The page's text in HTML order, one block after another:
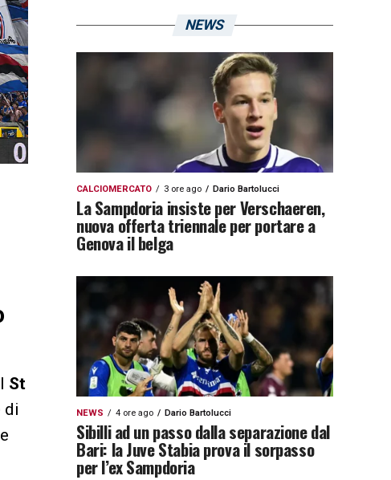
St
di
NEWS
CALCIOMERCATO 3 ore ago Dario Bartolucci
La Sampdoria insiste per Verschaeren,
nuova offerta triennale per portare a
Genova il belga
NEWS 4 ore ago Dario Bartolucci
Sibilli ad un passo dalla separazione dal
Bari: la Juve Stabia prova il sorpasso
per l’ex Sampdoria